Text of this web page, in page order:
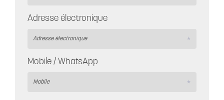
Adresse électronique
Mobile / WhatsApp